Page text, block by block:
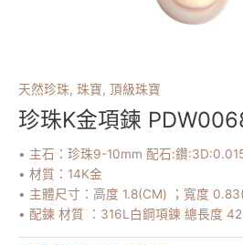
天然珍珠, 珠寶, 頂級珠寶
珍珠K金項鍊
• 主石：珍珠9-10mm 配石:鑽
• 材質：14K金
• 主體尺寸：高度 1.8(CM) ；寬度
• 配鍊 材質 ：316L白鋼項鍊 總長度